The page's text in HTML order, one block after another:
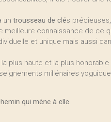
un trousseau de clés
meilleure connaissance de ce
et unique mais aussi
la plus haute et la plus
millénaires
qui mène à elle.